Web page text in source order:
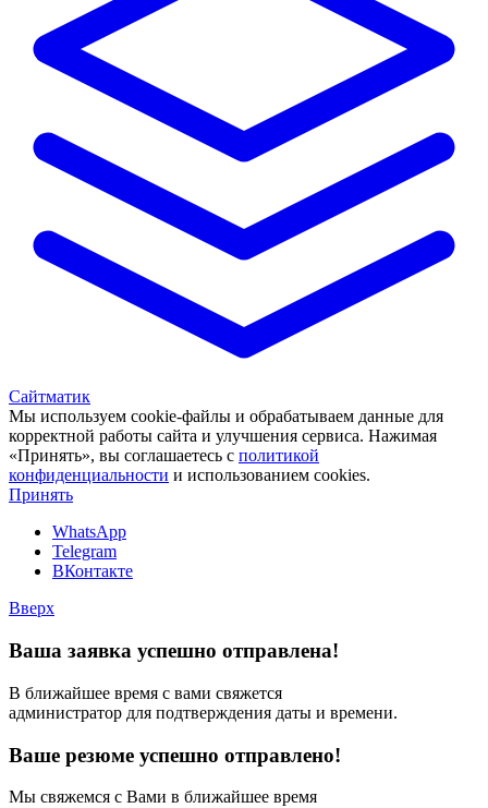
Сайтматик
Мы используем cookie-файлы и обрабатываем данные для
корректной работы сайта и улучшения сервиса. Нажимая
«Принять», вы соглашаетесь с политикой
конфиденциальности и использованием cookies.
Принять
WhatsApp
Telegram
ВКонтакте
Вверх
Ваша заявка успешно отправлена!
В ближайшее время с вами свяжется
администратор для подтверждения даты и времени.
Ваше резюме успешно отправлено!
Мы свяжемся с Вами в ближайшее время